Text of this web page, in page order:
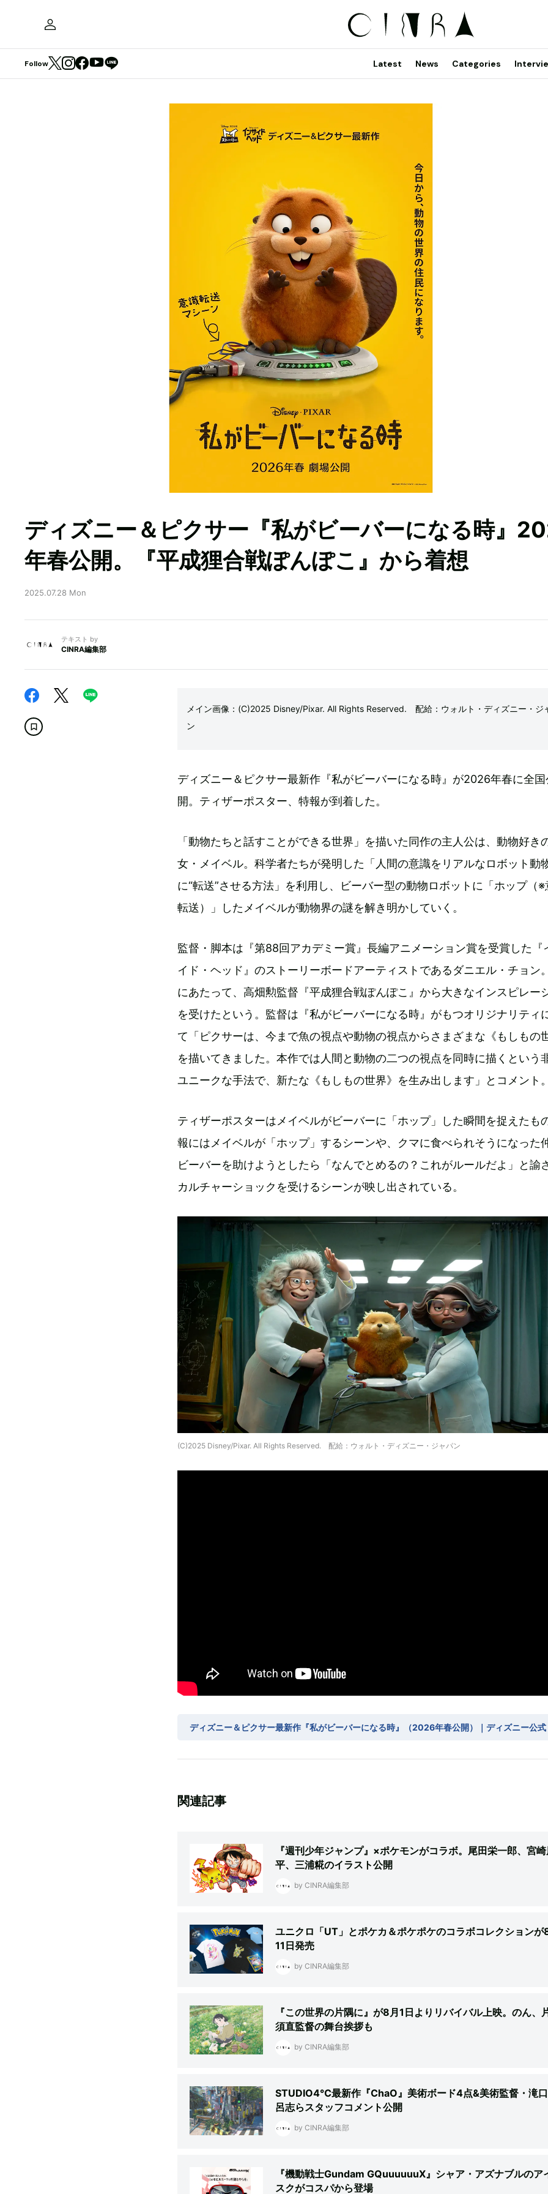
Follow Latest News Categories
ディズニー＆ピクサー『私がビーバーになる時』
年春公開。『平成狸合戦ぽんぽこ』から着想
2025.07.28 Mon
テキスト by
CINRA編集部
メイン画像：(C)2025 Disney/Pixar. All Rights Reserved. 配給：ウォルト・ディズニー・ジ
ン
ディズニー＆ピクサー最新作『私がビーバーになる時』が2026年春に全国
開。ティザーポスター、特報が到着した。
「動物たちと話すことができる世界」を描いた同作の主人公は、動物好き
女・メイベル。科学者たちが発明した「人間の意識をリアルなロボット動
に“転送”させる方法」を利用し、ビーバー型の動物ロボットに「ホップ（※
転送）」したメイベルが動物界の謎を解き明かしていく。
監督・脚本は『第88回アカデミー賞』長編アニメーション賞を受賞した『
イド・ヘッド』のストーリーボードアーティストであるダニエル・チョン
にあたって、高畑勲監督『平成狸合戦ぽんぽこ』から大きなインスピレー
を受けたという。監督は『私がビーバーになる時』がもつオリジナリティ
て「ピクサーは、今まで魚の視点や動物の視点からさまざまな《もしもの
を描いてきました。本作では人間と動物の二つの視点を同時に描くという
ユニークな手法で、新たな《もしもの世界》を生み出します」とコメント
ティザーポスターはメイベルがビーバーに「ホップ」した瞬間を捉えたも
報にはメイベルが「ホップ」するシーンや、クマに食べられそうになった
ビーバーを助けようとしたら「なんでとめるの？これがルールだよ」と諭
カルチャーショックを受けるシーンが映し出されている。
(C)2025 Disney/Pixar. All Rights Reserved. 配給：ウォルト・ディズニー・ジャパン
ディズニー＆ピクサー最新作『私がビーバーになる時』（2026年春公開）｜ディズニー公式
関連記事
『週刊少年ジャンプ』×ポケモンがコラボ。尾田栄一郎、宮
平、三浦糀のイラスト公開
by CINRA編集部
ユニクロ「UT」とポケカ＆ポケポケのコラボコレクションが
11日発売
by CINRA編集部
『この世界の片隅に』が8月1日よりリバイバル上映。のん、
須直監督の舞台挨拶も
by CINRA編集部
STUDIO4℃最新作『ChaO』美術ボード4点&美術監督・滝
呂志らスタッフコメント公開
by CINRA編集部
『機動戦士Gundam GQuuuuuuX』シャア・アズナブルのア
スクがコスパから登場